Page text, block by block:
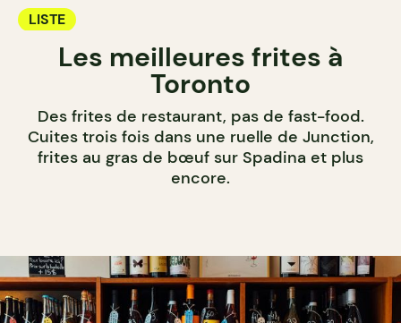
LISTE
Les meilleures frites à
Toronto
Des frites de restaurant, pas de fast-food.
Cuites trois fois dans une ruelle de Junction,
frites au gras de bœuf sur Spadina et plus
encore.